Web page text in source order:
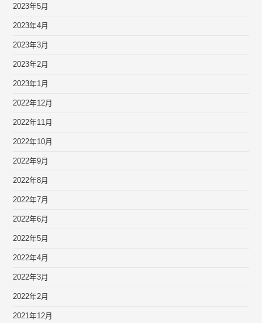
2023年5月
2023年4月
2023年3月
2023年2月
2023年1月
2022年12月
2022年11月
2022年10月
2022年9月
2022年8月
2022年7月
2022年6月
2022年5月
2022年4月
2022年3月
2022年2月
2021年12月